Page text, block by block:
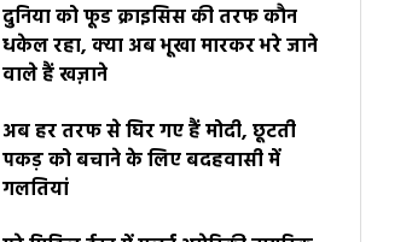
दुनिया को फूड क्राइसिस की तरफ कौन
धकेल रहा, क्या अब भूखा मारकर भरे जाने
वाले हैं खज़ाने
अब हर तरफ से घिर गए हैं मोदी, छूटती
पकड़ को बचाने के लिए बदहवासी में
गलतियां